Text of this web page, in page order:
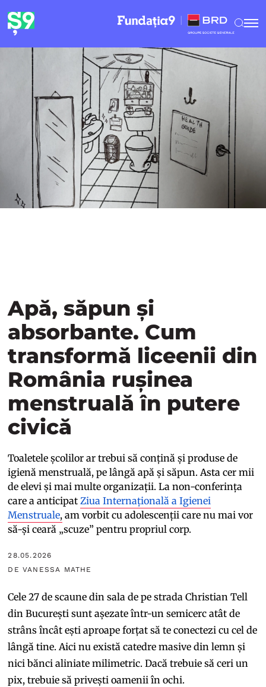
Apă, săpun și
absorbante. Cum
transformă liceenii din
România rușinea
menstruală în putere
civică
Toaletele școlilor ar trebui să conțină și produse de
igienă menstruală, pe lângă apă și săpun. Asta cer mii
de elevi și mai multe organizații. La non-conferința
care a anticipatZiua Internațională a Igienei
Menstruale, am vorbit cu adolescenții care nu mai vor
să-și ceară „scuze” pentru propriul corp.
28.05.2026
DE VANESSA MATHE
Cele 27 de scaune din sala de pe strada Christian Tell
din București sunt așezate într-un semicerc atât de
strâns încât ești aproape forțat să te conectezi cu cel de
lângă tine. Aici nu există catedre masive din lemn și
nici bănci aliniate milimetric. Dacă trebuie să ceri un
pix, trebuie să privești oamenii în ochi.